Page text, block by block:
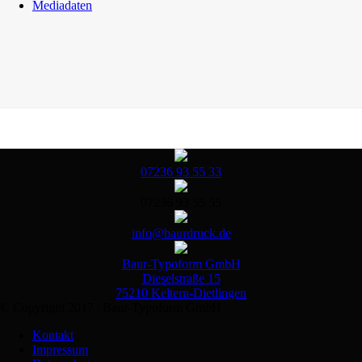
Mediadaten
07236 93 55 33
info@baurdruck.de
Baur-Typoform GmbH
Dieselstraße 15
75210 Keltern-Dietlingen
Kontakt
Impressum